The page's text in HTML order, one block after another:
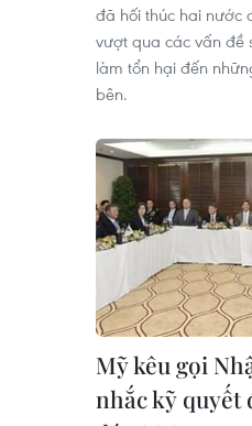
đã hối thúc hai nước
vượt qua các vấn đề
làm tổn hại đến
bên.
Mỹ kêu gọi
nhắc kỹ quyết